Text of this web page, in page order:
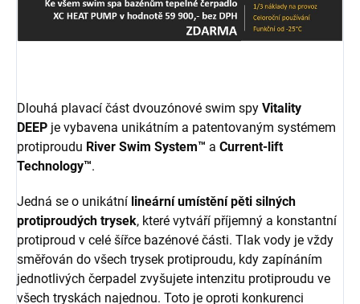
Dlouhá plavací část dvouzónové swim spy Vitality
DEEP je vybavena unikátním a patentovaným systémem
protiproudu River Swim System™ a Current-lift
Technology™.
Jedná se o unikátní lineární umístění pěti silných
protiproudých trysek, které vytváří příjemný a konstantní
protiproud v celé šířce bazénové části. Tlak vody je vždy
směřován do všech trysek protiproudu, kdy zapínáním
jednotlivých čerpadel zvyšujete intenzitu protiproudu ve
všech tryskách najednou. Toto je oproti konkurenci